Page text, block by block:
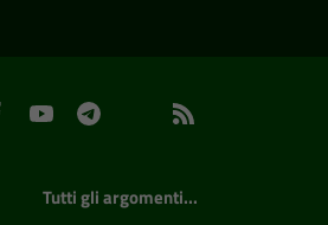
FacebookYouTube WhatsApp
Tutti gli argomenti...